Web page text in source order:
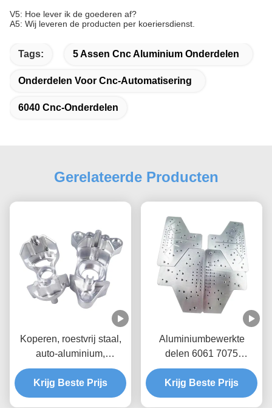
V5: Hoe lever ik de goederen af?
A5: Wij leveren de producten per koeriersdienst.
Tags: 5 Assen Cnc Aluminium Onderdelen
Onderdelen Voor Cnc-Automatisering
6040 Cnc-Onderdelen
Gerelateerde Producten
Koperen, roestvrij staal,
auto-aluminium,
vliegtuigonderdelen
Krijg Beste Prijs
Aluminiumbewerkte
delen 6061 7075
Aluminium CNC-
bewerkende delen
Krijg Beste Prijs